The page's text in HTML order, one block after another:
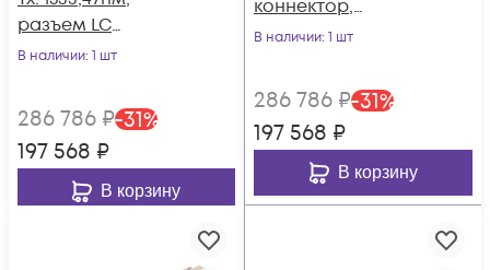
разъем LC
дальность до 2км
В наличии: 1 шт
286 786 ₽-31%
197 568 ₽
В корзину
коннектор,
дальность до 2км
В наличии: 1 шт
286 786 ₽-31%
197 568 ₽
В корзину